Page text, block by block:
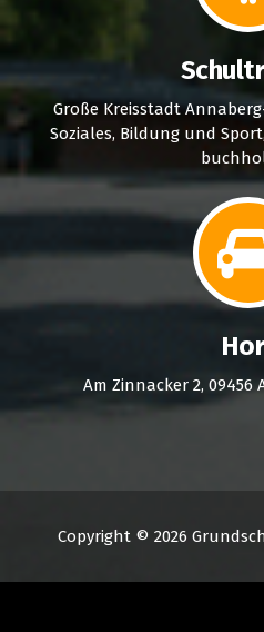
Große Kreisstadt
Soziales, Bildung und
Am Zinnacker 2,
Copyright © 2026